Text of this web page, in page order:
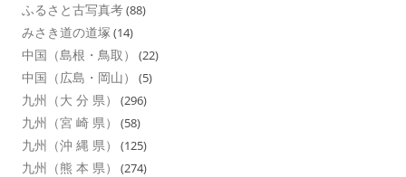
ふるさと古写真考(88)
みさき道の道塚 (14)
中国（島根・鳥取） (22)
中国（広島・岡山） (5)
九州（大 分 県） (296)
九州（宮 崎 県） (58)
九州（沖 縄 県） (125)
九州（熊 本 県） (274)